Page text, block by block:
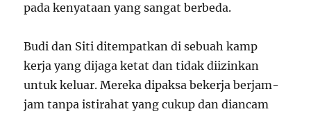
pada kenyataan yang sangat berbeda.
Budi dan Siti ditempatkan di sebuah kamp
kerja yang dijaga ketat dan tidak diizinkan
untuk keluar. Mereka dipaksa bekerja berjam-
jam tanpa istirahat yang cukup dan diancam